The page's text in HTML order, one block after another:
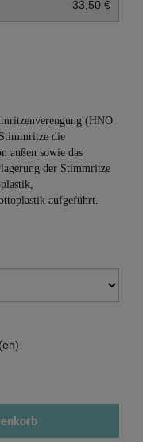
33,50 €
(HNO
die
außen sowie das
der Stimmritze
aufgeführt.